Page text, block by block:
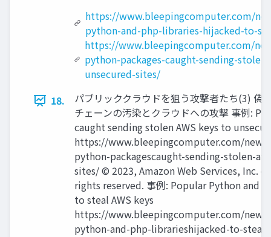
https://www.bleepingcomputer.com/
python-and-php-libraries-hijacked-to-
https://www.bleepingcomputer.com/
python-packages-caught-sending-
unsecured-sites/
18.
パブリッククラウドを狙う攻撃者たち(3) 偽
チェーンの汚染とクラウドへの攻撃 事例:
caught sending stolen AWS keys to
https://www.bleepingcomputer.com/
python-packagescaught-sending-stolen-
sites/ © 2023, Amazon Web Services, Inc.
rights reserved. 事例: Popular Python and
to steal AWS keys
https://www.bleepingcomputer.com/
python-and-php-librarieshijacked-to-steal-